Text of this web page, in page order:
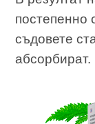
постепенно
съдовете
абсорбират.